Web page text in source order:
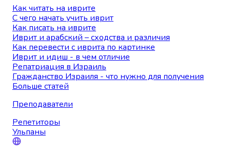
Как читать на иврите
С чего начать учить иврит
Как писать на иврите
Иврит и арабский – сходства и различия
Как перевести с иврита по картинке
Иврит и идиш - в чем отличие
Репатриация в Израиль
Гражданство Израиля - что нужно для получения
Больше статей
Преподаватели
Репетиторы
Ульпаны